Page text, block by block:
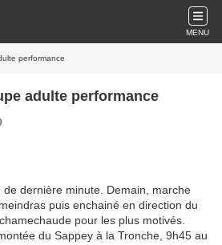
MENU
performance
adulte performance
dernière minute. Demain, marche
puis enchainé en direction du
pour les plus motivés.
du Sappey à la Tronche, 9h45 au